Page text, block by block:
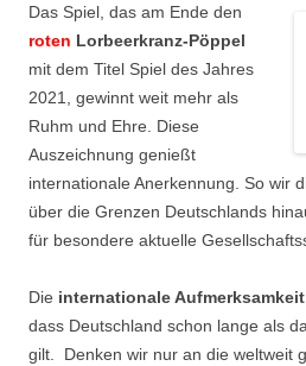
Das Spiel, das am Ende den
roten Lorbeerkranz-Pöppel
mit dem Titel Spiel des Jahres
2021, gewinnt weit mehr als
Ruhm und Ehre. Diese
Auszeichnung genießt
internationale Anerkennung. So wir
über die Grenzen Deutschlands
für besondere aktuelle
Die internationale Aufmerksamkeit
dass Deutschland schon lange als
gilt. Denken wir nur an die weltweit